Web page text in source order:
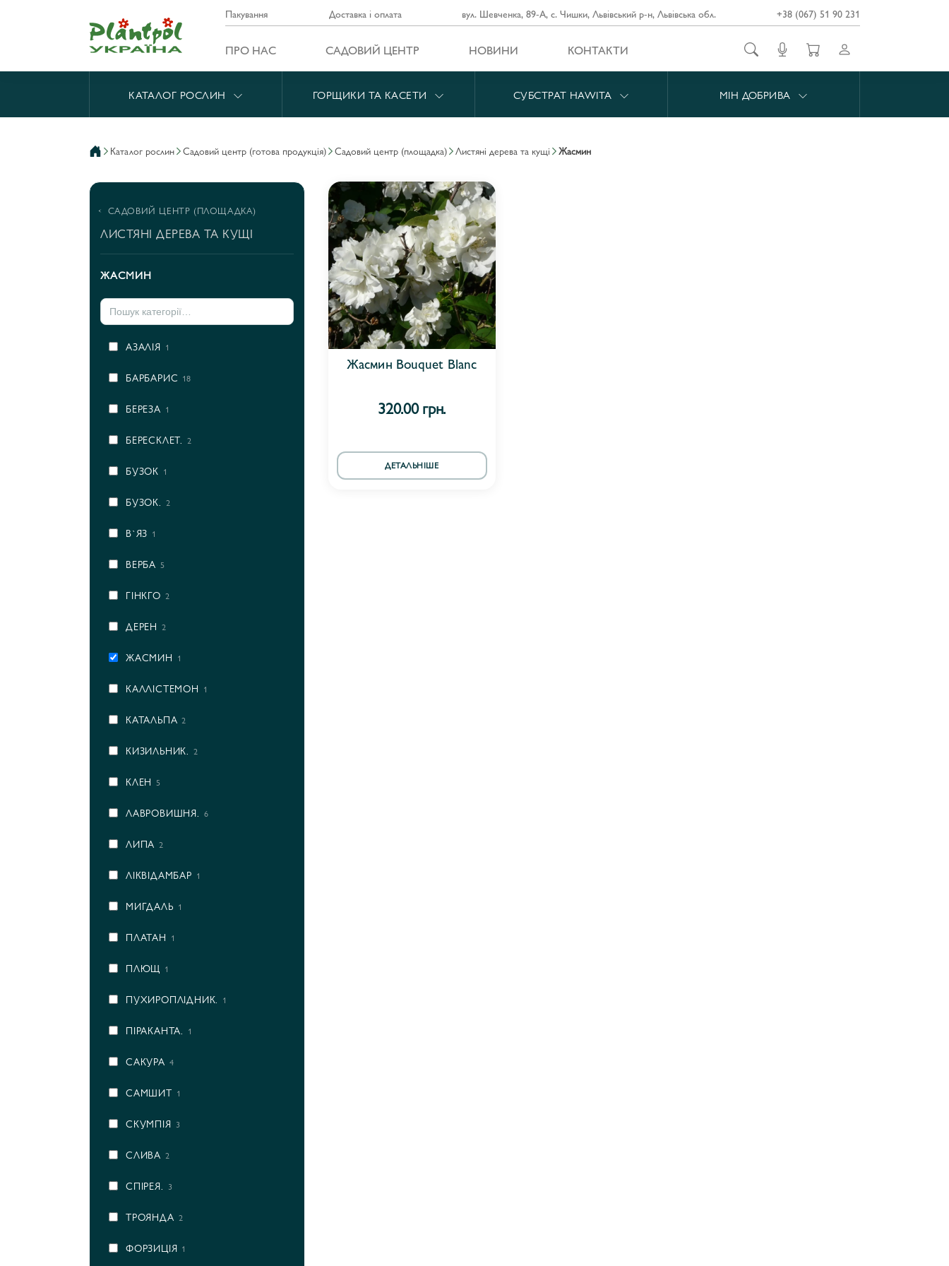
Пакування Доставка і оплата вул. Шевченка, 89-А, с. Чишки, Львівський р-н, Львівська обл. +38 (067) 51 90 231
ПРО НАС САДОВИЙ ЦЕНТР НОВИНИ КОНТАКТИ
КАТАЛОГ РОСЛИН ГОРЩИКИ ТА КАСЕТИ СУБСТРАТ HAWITA МІН ДОБРИВА
каталог рослин садовий центр (готова продукція) садовий центр (площадка) листяні дерева та кущі жасмин
САДОВИЙ ЦЕНТР (ПЛОЩАДКА)
ЛИСТЯНІ ДЕРЕВА ТА КУЩІ
ЖАСМИН
АЗАЛІЯ 1
БАРБАРИС 18
БЕРЕЗА 1
БЕРЕСКЛЕТ. 2
БУЗОК 1
БУЗОК. 2
В`ЯЗ 1
ВЕРБА 5
ГІНКГО 2
ДЕРЕН 2
ЖАСМИН 1
КАЛЛІСТЕМОН 1
КАТАЛЬПА 2
КИЗИЛЬНИК. 2
КЛЕН 5
ЛАВРОВИШНЯ. 6
ЛИПА 2
ЛІКВІДАМБАР 1
МИГДАЛЬ 1
ПЛАТАН 1
ПЛЮЩ 1
ПУХИРОПЛІДНИК. 1
ПІРАКАНТА. 1
САКУРА 4
САМШИТ 1
СКУМПІЯ 3
СЛИВА 2
СПІРЕЯ. 3
ТРОЯНДА 2
ФОРЗИЦІЯ 1
Жасмин Bouquet Blanc
320.00 грн.
ДЕТАЛЬНІШЕ